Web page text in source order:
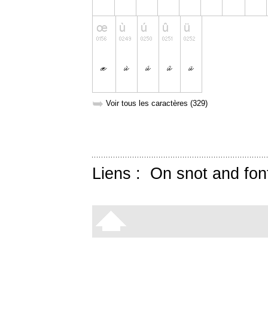
➥ Voir tous les caractères (329)
Liens : On snot and